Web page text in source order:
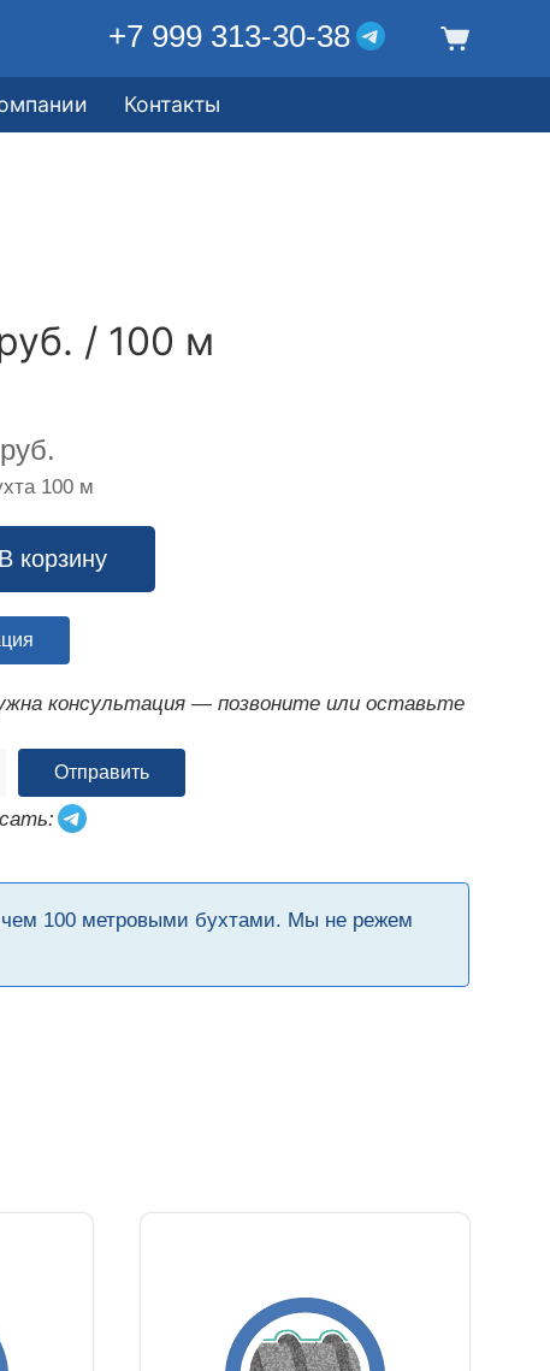
+7 999 313-30-38
Контакты
/ 100 м
руб.
100 м
В корзину
консультация — позвоните или оставьте
Отправить
100 метровыми бухтами. Мы не режем